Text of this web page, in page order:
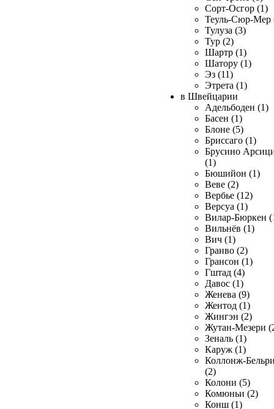
Сорт-Осгор (1)
Теуль-Сюр-Мер
Тулуза (3)
Тур (2)
Шартр (1)
Шатору (1)
Эз (11)
Этрета (1)
в Швейцарии
Адельбоден (1)
Басен (1)
Блоне (5)
Бриссаго (1)
Брусино
(1)
Бюшийон (1)
Веве (2)
Вербье (12)
Версуа (1)
Вилар-Бюркен
Вильнёв (1)
Вич (1)
Гранво (2)
Грансон (1)
Гштад (4)
Давос (1)
Женева (9)
Жентод (1)
Жингэн (2)
Жутан-Мезери
Зеналь (1)
Каруж (1)
Коллонж-
(2)
Колони (5)
Комюньи (2)
Конш (1)